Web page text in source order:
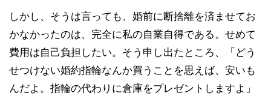
しかし、そうは言っても、婚前に断捨離を済ませてお
かなかったのは、完全に私の自業自得である。せめて
費用は自己負担したい。そう申し出たところ、「どう
せつけない婚約指輪なんか買うことを思えば、安いも
んだよ。指輪の代わりに倉庫をプレゼントしますよ」